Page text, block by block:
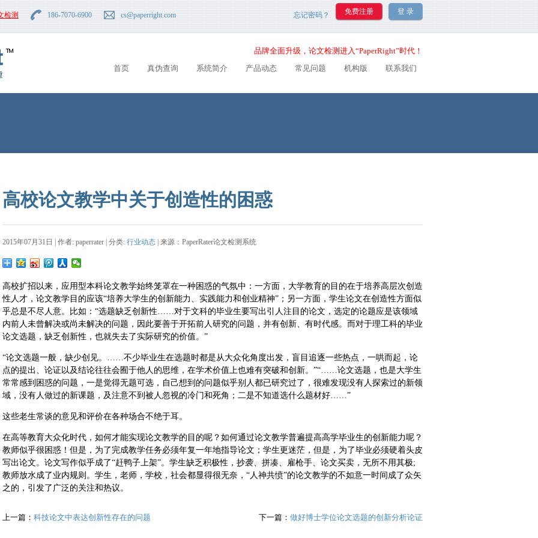
检测 186-7070-6900 cs@paperright.com 忘记密码？
品牌全面升级，论文检测进入“PaperRight”时代！
首页
真伪查询 系统简介 产品动态 常见问题 机构版 联系我们
高校论文教学中关于创造性的困惑
2015年07月31日 | 作者: paperrater | 分类: 行业动态 | 来源：PaperRater论文检测系统
高校扩招以来，应用型本科论文教学始终笼罩在一种困惑的气氛中：一方面，大学教育的目的在于培养高层次创造
性人才，论文教学目的应该“培养大学生的创新能力、实践能力和创业精神”；另一方面，学生论文在创造性方面似
乎总是不尽人意。比如：“选题缺乏创新性……对于文科的毕业生要写出引人注目的论文，选定的论题应是该领域
内前人未曾解决或尚未解决的问题，因此要善于开拓前人研究的问题，并有创新、有时代感。而对于理工科的毕业
论文选题，缺乏创新性，也就失去了实际研究的价值。”
“论文选题一般，缺少创见。……不少毕业生在选题时都是从大众化角度出发，盲目追逐一些热点，一哄而起，论
点的提出、论证以及结论往往会囿于他人的思维，在学术价值上也难有突破和创新。”“……论文选题，也是大学生
常常感到困惑的问题，一是觉得无题可选，自己想到的问题似乎别人都已研究过了，很难发现没有人探索过的新领
域，没有人做过的新课题，及注意不到被人忽视的冷门和死角；二是不知道选什么题材好……”
这些老生常谈的意见和评价在各种场合不绝于耳。
在高等教育大众化时代，如何才能实现论文教学的目的呢？如何通过论文教学普遍提高高学毕业生的创新能力呢？
教师似乎很困惑！但是，为了完成教学任务必须年复一年地指导论文；学生更迷茫，但是，为了毕业必须硬着头皮
写出论文。论文写作似乎成了“赶鸭子上架”。学生缺乏积极性，抄袭、拼凑、雇枪手、论文买卖，无所不用其极;
教师放水成了业内规则。学生，老师，学校，社会都显得很无奈，“人神共愤”的论文教学的不如意一时间成了众矢
之的，引发了广泛的关注和热议。
上一篇： 科技论文中表达创新性存在的问题 下一篇： 做好博士学位论文选题的创新分析论证